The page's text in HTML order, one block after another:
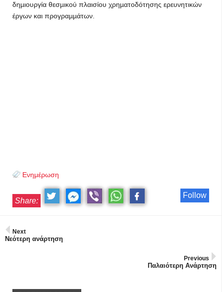
δηµιουργία θεσµικού πλαισίου χρηµατοδότησης ερευνητικών
έργων και προγραµµάτων.
Ενημέρωση
Follow
Share:
Next
Νεότερη ανάρτηση
Previous
Παλαιότερη Ανάρτηση